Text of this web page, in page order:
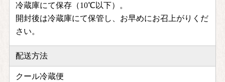
冷蔵庫にて保存（10℃以下）。
開封後は冷蔵庫にて保管し、お早めにお召上がりくだ
さい。
配送方法
クール冷蔵便